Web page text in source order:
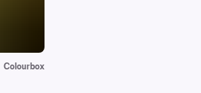
Colourbox